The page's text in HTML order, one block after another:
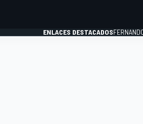
ENLACES DESTACADOS